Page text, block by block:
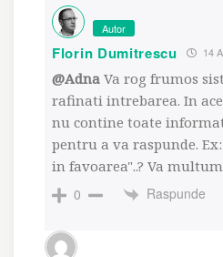
Autor
Florin Dumitrescu 14
@Adna Va rog frumos
rafinati intrebarea. In
nu contine toate
pentru a va raspunde.
in favoarea"..? Va
0
Raspunde